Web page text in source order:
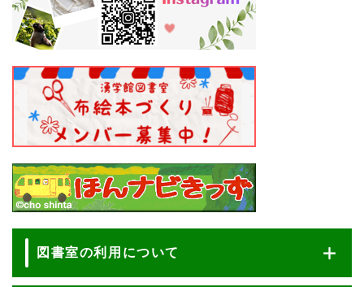
図書室の利用について